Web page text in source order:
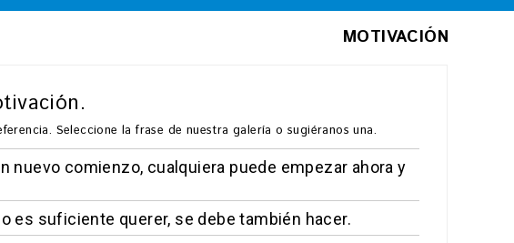
MOTIVACIÓN
Seleccione la frase de nuestra galería o sugiéranos una.
nuevo comienzo, cualquiera puede empezar ahora y
es suficiente querer, se debe también hacer.